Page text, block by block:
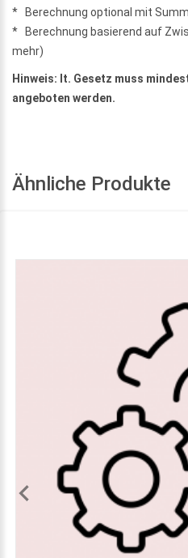
* Berechnung optional mit
* Berechnung basierend auf
mehr)
Hinweis: lt. Gesetz muss
angeboten werden.
Ähnliche Produkte